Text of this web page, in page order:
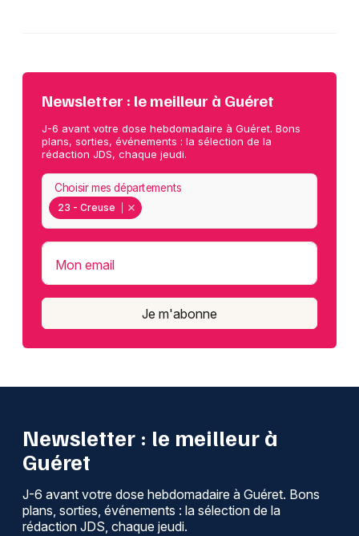
Newsletter : le meilleur à Guéret
J-6 avant votre dose hebdomadaire à Guéret. Bons
plans, sorties, événements : la sélection de la
rédaction JDS, chaque jeudi.
23 - Creuse
Choisir mes départements
Mon email
Je m'abonne
Newsletter : le meilleur à
Guéret
J-6 avant votre dose hebdomadaire à Guéret. Bons
plans, sorties, événements : la sélection de la
rédaction JDS, chaque jeudi.